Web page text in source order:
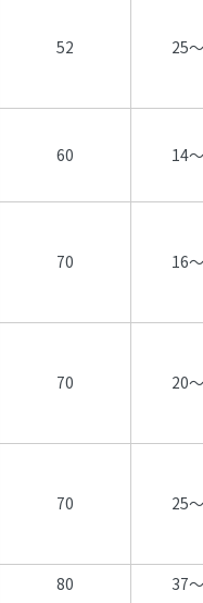
52 25
60 14
70 16
70 20
70 25
80 37